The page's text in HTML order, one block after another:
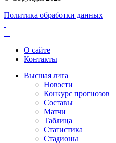
Политика обработки данных
О сайте
Контакты
Высшая лига
Новости
Конкурс прогнозов
Составы
Матчи
Таблица
Статистика
Стадионы